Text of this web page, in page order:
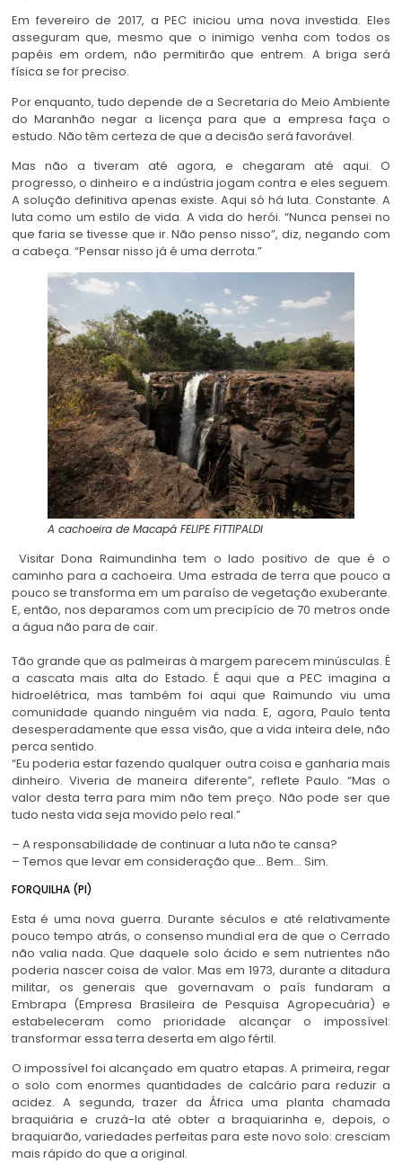
Em fevereiro de 2017, a PEC iniciou uma nova investida. Eles
asseguram que, mesmo que o inimigo venha com todos os
papéis em ordem, não permitirão que entrem. A briga será
física se for preciso.
Por enquanto, tudo depende de a Secretaria do Meio Ambiente
do Maranhão negar a licença para que a empresa faça o
estudo. Não têm certeza de que a decisão será favorável.
Mas não a tiveram até agora, e chegaram até aqui. O
progresso, o dinheiro e a indústria jogam contra e eles seguem.
A solução definitiva apenas existe. Aqui só há luta. Constante. A
luta como um estilo de vida. A vida do herói. “Nunca pensei no
que faria se tivesse que ir. Não penso nisso”, diz, negando com
a cabeça. “Pensar nisso já é uma derrota.”
A cachoeira de Macapá FELIPE FITTIPALDI
Visitar Dona Raimundinha tem o lado positivo de que é o
caminho para a cachoeira. Uma estrada de terra que pouco a
pouco se transforma em um paraíso de vegetação exuberante.
E, então, nos deparamos com um precipício de 70 metros onde
a água não para de cair.
Tão grande que as palmeiras à margem parecem minúsculas. É
a cascata mais alta do Estado. É aqui que a PEC imagina a
hidroelétrica, mas também foi aqui que Raimundo viu uma
comunidade quando ninguém via nada. E, agora, Paulo tenta
desesperadamente que essa visão, que a vida inteira dele, não
perca sentido.
“Eu poderia estar fazendo qualquer outra coisa e ganharia mais
dinheiro. Viveria de maneira diferente”, reflete Paulo. “Mas o
valor desta terra para mim não tem preço. Não pode ser que
tudo nesta vida seja movido pelo real.”
– A responsabilidade de continuar a luta não te cansa?
– Temos que levar em consideração que… Bem… Sim.
FORQUILHA (PI)
Esta é uma nova guerra. Durante séculos e até relativamente
pouco tempo atrás, o consenso mundial era de que o Cerrado
não valia nada. Que daquele solo ácido e sem nutrientes não
poderia nascer coisa de valor. Mas em 1973, durante a ditadura
militar, os generais que governavam o país fundaram a
Embrapa (Empresa Brasileira de Pesquisa Agropecuária) e
estabeleceram como prioridade alcançar o impossível:
transformar essa terra deserta em algo fértil.
O impossível foi alcançado em quatro etapas. A primeira, regar
o solo com enormes quantidades de calcário para reduzir a
acidez. A segunda, trazer da África uma planta chamada
braquiária e cruzá-la até obter a braquiarinha e, depois, o
braquiarão, variedades perfeitas para este novo solo: cresciam
mais rápido do que a original.